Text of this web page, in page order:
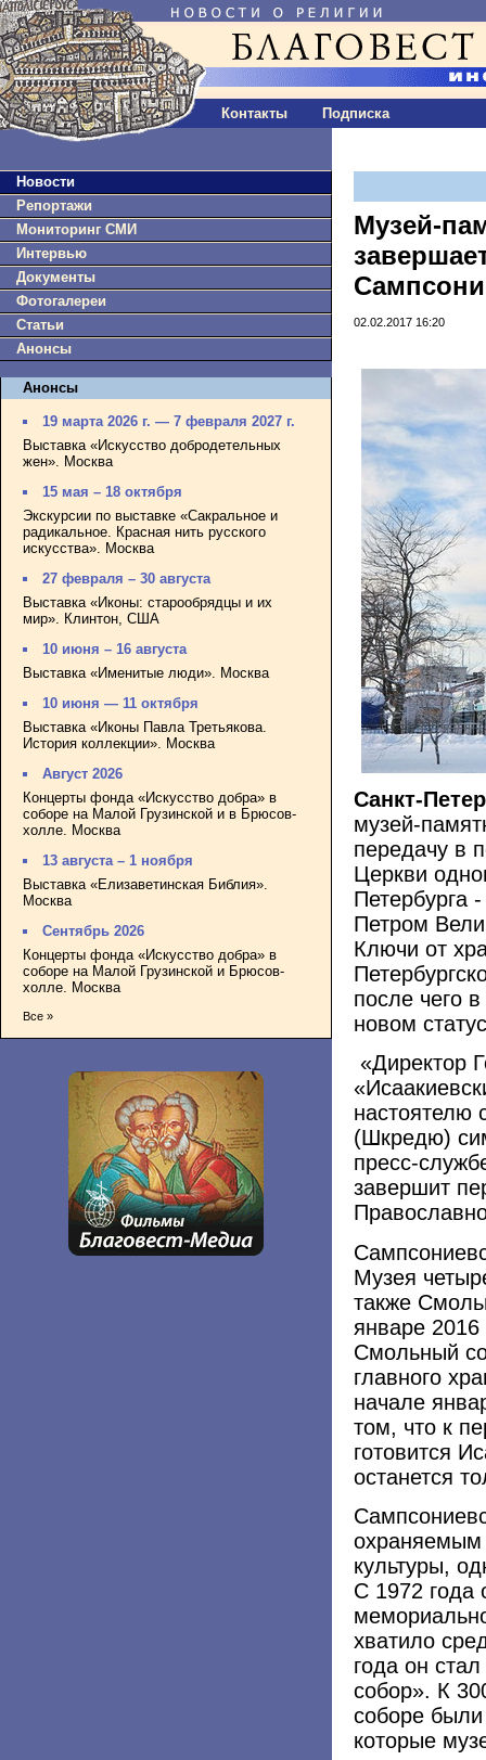
Контакты Подписка
Новости
Репортажи
Мониторинг СМИ
Интервью
Документы
Фотогалереи
Статьи
Анонсы
Анонсы
19 марта 2026 г. — 7 февраля 2027 г.
Выставка «Искусство добродетельных
жен». Москва
15 мая – 18 октября
Экскурсии по выставке «Сакральное и
радикальное. Красная нить русского
искусства». Москва
27 февраля – 30 августа
Выставка «Иконы: старообрядцы и их
мир». Клинтон, США
10 июня – 16 августа
Выставка «Именитые люди». Москва
10 июня — 11 октября
Выставка «Иконы Павла Третьякова.
История коллекции». Москва
Август 2026
Концерты фонда «Искусство добра» в
соборе на Малой Грузинской и в Брюсов-
холле. Москва
13 августа – 1 ноября
Выставка «Елизаветинская Библия».
Москва
Сентябрь 2026
Концерты фонда «Искусство добра» в
соборе на Малой Грузинской и Брюсов-
холле. Москва
Все »
Музей-
02.02.2017 16:20
Санкт-
музей-
передачу в
Церкви
Петербурга
Петром
Ключи от
после чего
новом
«Директор
настоятелю
(Шкредю)
пресс-
завершит
Музея
также
январе
Смольный
главного
начале
том, что к
готовится
останется
охраняемым
культуры,
С 1972 года
хватило
года он
собор». К
соборе
которые